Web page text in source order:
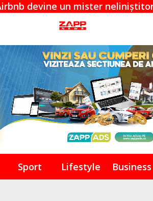
un mister neliniștitor
Sport Lifestyle Business